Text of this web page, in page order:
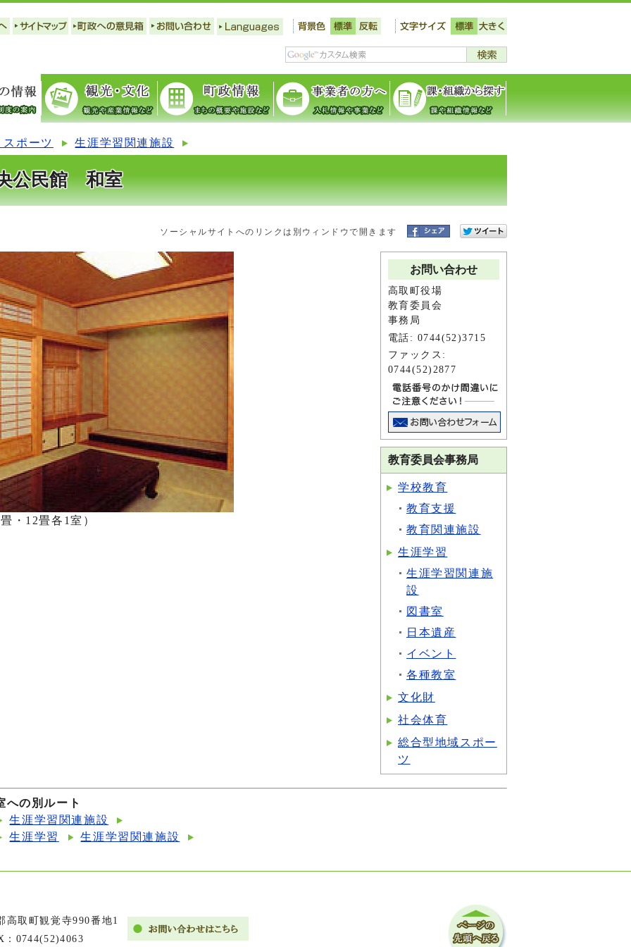
スポーツ 生涯学習関連施設
公民館 和室
ソーシャルサイトへのリンクは別ウィンドウで開きます
・12畳各1室）
お問い合わせ
高取町役場
教育委員会
事務局
電話: 0744(52)3715
ファックス:
0744(52)2877
教育委員会事務局
学校教育
教育支援
教育関連施設
生涯学習
生涯学習関連施
設
図書室
日本遺産
イベント
各種教室
文化財
社会体育
総合型地域スポー
ツ
の別ルート
生涯学習関連施設
生涯学習
生涯学習関連施設
取町観覚寺990番地1
0744(52)4063